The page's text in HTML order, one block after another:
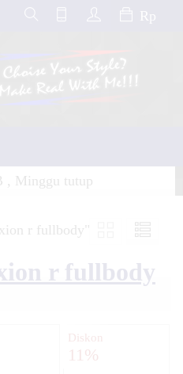
Rp
, Minggu tutup
r fullbody"
r fullbody
Diskon
11%